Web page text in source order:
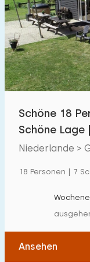
Schwimmbad
Haustierfrei
Budget
Mindestanzahl
Schöne 18
Schöne Lage
Niederlande >
18 Personen | 7
Ansehen